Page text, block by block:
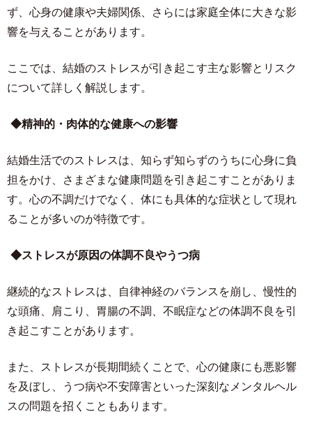
ず、心身の健康や夫婦関係、さらには家庭全体に大きな影
響を与えることがあります。
ここでは、結婚のストレスが引き起こす主な影響とリスク
について詳しく解説します。
◆精神的・肉体的な健康への影響
結婚生活でのストレスは、知らず知らずのうちに心身に負
担をかけ、さまざまな健康問題を引き起こすことがありま
す。心の不調だけでなく、体にも具体的な症状として現れ
ることが多いのが特徴です。
◆ストレスが原因の体調不良やうつ病
継続的なストレスは、自律神経のバランスを崩し、慢性的
な頭痛、肩こり、胃腸の不調、不眠症などの体調不良を引
き起こすことがあります。
また、ストレスが長期間続くことで、心の健康にも悪影響
を及ぼし、うつ病や不安障害といった深刻なメンタルヘル
スの問題を招くこともあります。